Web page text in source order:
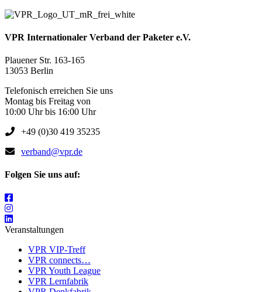
VPR Internationaler Verband der Paketer e.V.
Plauener Str. 163-165
13053 Berlin
Telefonisch erreichen Sie uns
Montag bis Freitag von
10:00 Uhr bis 16:00 Uhr
+49 (0)30 419 35235
verband@vpr.de
Folgen Sie uns auf:
Veranstaltungen
VPR VIP-Treff
VPR connects…
VPR Youth League
VPR Lernfabrik